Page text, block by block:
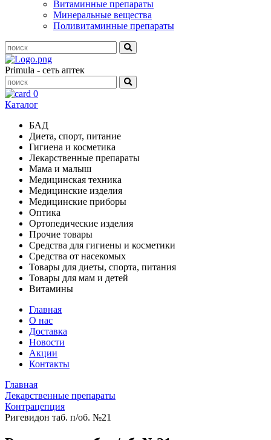
Витаминные препараты
Минеральные вещества
Поливитаминные препараты
Primula - сеть аптек
0
Каталог
БАД
Диета, спорт, питание
Гигиена и косметика
Лекарственные препараты
Мама и малыш
Медицинская техника
Медицинские изделия
Медицинские приборы
Оптика
Ортопедические изделия
Прочие товары
Средства для гигиены и косметики
Средства от насекомых
Товары для диеты, спорта, питания
Товары для мам и детей
Витамины
Главная
О нас
Доставка
Новости
Акции
Контакты
Главная
Лекарственные препараты
Контрацепция
Ригевидон таб. п/об. №21